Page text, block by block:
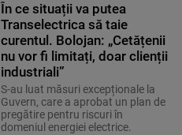
În ce situații va putea
Transelectrica să taie
curentul. Bolojan: „Cetățenii
nu vor fi limitați, doar clienții
industriali”
S-au luat măsuri excepționale la
Guvern, care a aprobat un plan de
pregătire pentru riscuri în
domeniul energiei electrice.